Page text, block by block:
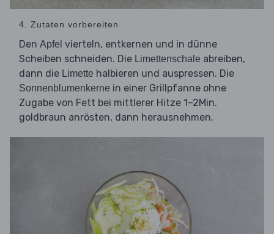
4. Zutaten vorbereiten
Den Apfel vierteln, entkernen und in dünne
Scheiben schneiden. Die Limettenschale abreiben,
dann die Limette halbieren und auspressen. Die
Sonnenblumenkerne in einer Grillpfanne ohne
Zugabe von Fett bei mittlerer Hitze 1–2Min.
goldbraun anrösten, dann herausnehmen.